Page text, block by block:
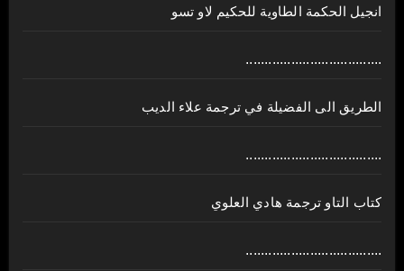
انجيل الحكمة الطاوية للحكيم لاو تسو
....................................
الطريق الى الفضيلة في ترجمة علاء الديب
....................................
كتاب التاو ترجمة هادي العلوي
....................................